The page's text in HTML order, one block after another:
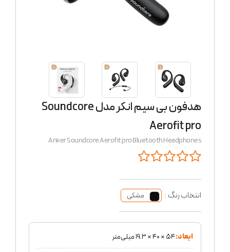
هدفون بی سیم انکر مدل Soundcore
Aerofit pro
Anker Soundcore Aerofit pro Bluetooth Headphones
انتخاب رنگ : مشکی
ابعاد:۵۴ × ۴۰ × ۱۹.۳ میلی‌متر